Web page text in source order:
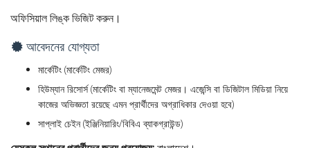
অফিসিয়াল লিঙ্ক ভিজিট করুন।
আবেদনের যোগ্যতা
মার্কেটিং (মার্কেটিং মেজর)
হিউম্যান রিসোর্স (মার্কেটিং বা ম্যানেজমেন্ট মেজর। এজেন্সি বা ডিজিটাল মিডিয়া নিয়ে
কাজের অভিজ্ঞতা রয়েছে এমন প্রার্থীদের অগ্রাধিকার দেওয়া হবে)
সাপ্লাই চেইন (ইঞ্জিনিয়ারিং/বিবিএ ব্যাকগ্রাউন্ড)